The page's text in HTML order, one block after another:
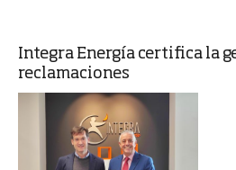
Integra Energía certifica la
reclamaciones